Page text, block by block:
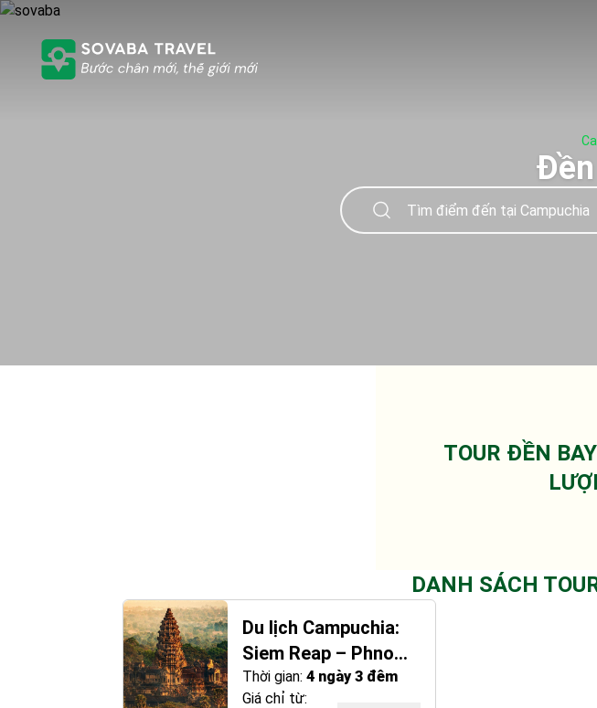
TOUR ĐỀN
DANH SÁCH
Du lịch Campuchia:
Siem Reap – Phnom
Penh (4 ngày 3 đêm)
Thời gian: 4 ngày 3 đêm
Giá chỉ từ: